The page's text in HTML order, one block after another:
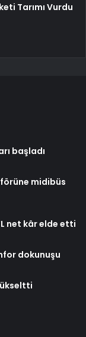
Tarımı Vurdu
başladı
midibüs
net kâr elde etti
dokunuşu